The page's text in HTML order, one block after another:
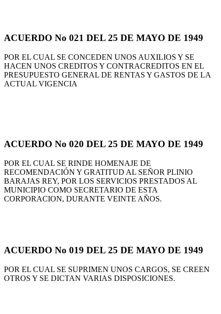
ACUERDO No 021 DEL 25 DE MAYO DE 1949
POR EL CUAL SE CONCEDEN UNOS AUXILIOS Y SE
HACEN UNOS CREDITOS Y CONTRACREDITOS EN EL
PRESUPUESTO GENERAL DE RENTAS Y GASTOS DE LA
ACTUAL VIGENCIA
ACUERDO No 020 DEL 25 DE MAYO DE 1949
POR EL CUAL SE RINDE HOMENAJE DE
RECOMENDACIÓN Y GRATITUD AL SEÑOR PLINIO
BARAJAS REY, POR LOS SERVICIOS PRESTADOS AL
MUNICIPIO COMO SECRETARIO DE ESTA
CORPORACION, DURANTE VEINTE AÑOS.
ACUERDO No 019 DEL 25 DE MAYO DE 1949
POR EL CUAL SE SUPRIMEN UNOS CARGOS, SE CREEN
OTROS Y SE DICTAN VARIAS DISPOSICIONES.